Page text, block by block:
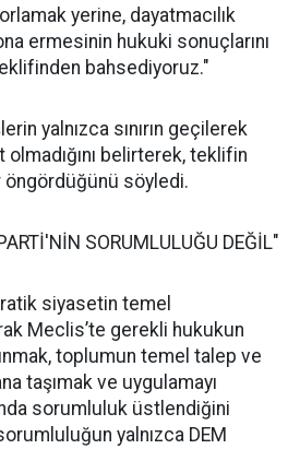
yerine, dayatmacılık
ermesinin hukuki sonuçlarını
bahsediyoruz."
yalnızca sınırın geçilerek
belirterek, teklifin
söyledi.
SORUMLULUĞU DEĞİL"
siyasetin temel
Meclis’te gerekli hukukun
toplumun temel talep ve
taşımak ve uygulamayı
sorumluluk üstlendiğini
yalnızca DEM